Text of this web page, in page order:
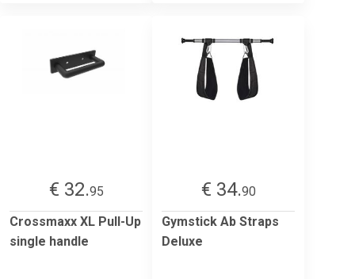
€ 32.95
Crossmaxx XL Pull-Up
single handle
€ 34.90
Gymstick Ab Straps
Deluxe